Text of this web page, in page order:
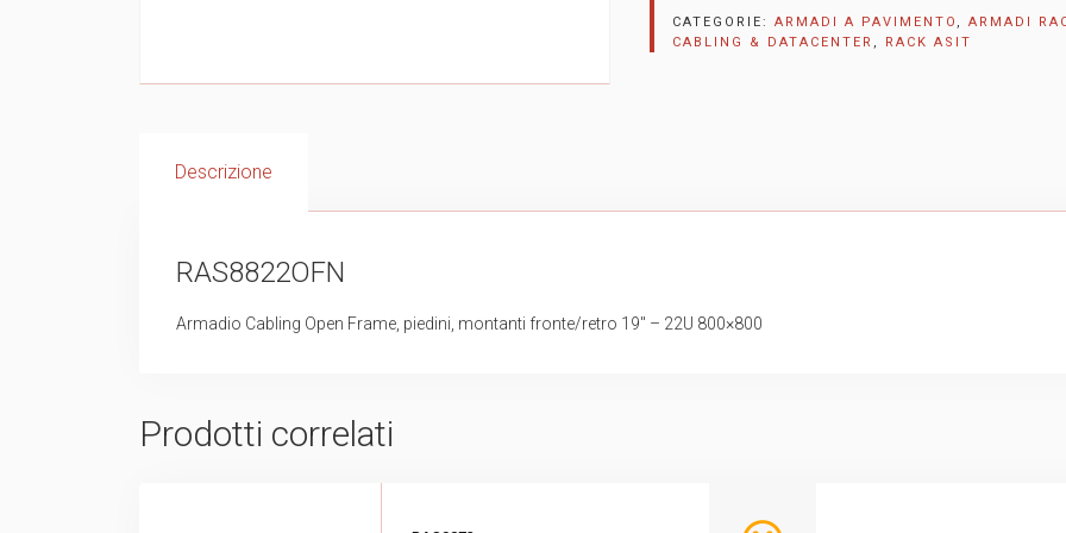
CATEGORIE: ARMADI A PAVIMENTO , ARMADI
CABLING & DATACENTER , RACK ASIT
Descrizione
RAS8822OFN
Armadio Cabling Open Frame, piedini, montanti fronte/retro 19″ – 22U 800×800
Prodotti correlati